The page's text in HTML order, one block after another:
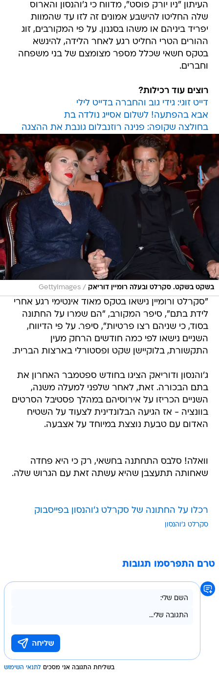
העיתון "ניו יורק פוסט", מדווח כי ג'והנסון והארוס
שלה החליטו להישבע אמונים זה לזו עד שהמוות
יפריד ביניהם או משהו בסגנון. על פי המקורבים, זוג
ההורים הטרי החליט רגע לאחר הלידה, להינשא
בטקס חשאי שכלל מספר מצומצם של בני משפחה
וחברים.
רוצים עוד רכילות?
דייט זוגי: גידי גוב והחברה בדייט לילי
אבא בהפתעה! לשלום אסייג נולדה בת
בחולצה שקופה: פנינה רוזנבלום גונבת את ההצגה
בשקט בשקט. סקרלט ובעלה רומיין דוריאק /
GettyImages
"סקרלט ורומיין נישאו בטקס מאוד אינטימי רגע אחרי
לידת בתם", סיפר המקורב, "הם שמרו על החתונה
בסוד, כי שניהם רצו פרטיות", סיפר. על פי הדיווח,
השניים נישאו לפי כמה חודשים הרחק מעין
התקשורת, בלוקיישן שקט ופסטורלי בארצות הברית.
ג'והנסון ודוריאק הציגו בחודש ספטמבר האחרון את
בתם הבכורה. זאת, לאחר שלפני למעלה משנה,
השניים הכריזו על אירוסיהם במהלך פסטיבל הסרטים
בוונציה - אז הגיעה הבלונדינית לצעוד על השטיח
האדום עם טבעת נוצצת במיוחד על אצבעה.
וואלה! סלבס התחתנה בחשאי, רק כי היא פחדה
שאחותה תתעצבן שהיא עשתה זאת עם הגרוש שלה.
רכלו על החתונה של סקרלט ג'והנסון בפייסבוק
סקרלט ג'והנסון
טרם התפרסמו תגובות
בשליחת התגובה אני מסכים לתנאי השימוש